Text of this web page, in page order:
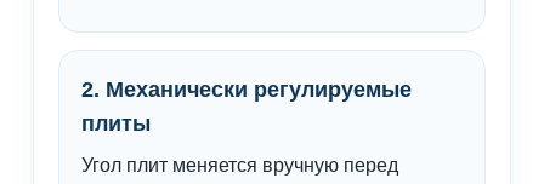
2. Механически регулируемые
плиты
Угол плит меняется вручную перед